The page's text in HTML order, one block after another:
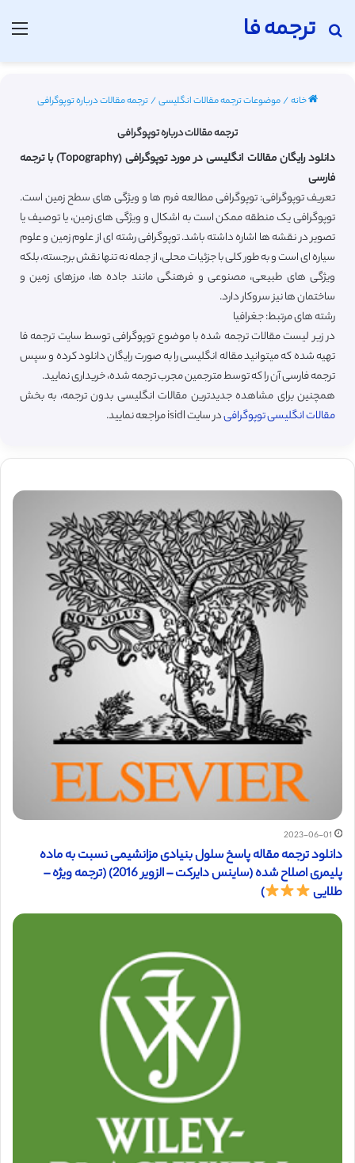
ترجمه فا
جستجو برای
خانه/موضوعات ترجمه مقالات انگلیسی/ترجمه مقالات درباره توپوگرافی
ترجمه مقالات درباره توپوگرافی
دانلود رایگان مقالات انگلیسی در مورد توپوگرافی (Topography) با ترجمه
فارسی
تعریف توپوگرافی: توپوگرافی مطالعه فرم ها و ویژگی های سطح زمین است.
توپوگرافی یک منطقه ممکن است به اشکال و ویژگی های زمین، یا توصیف یا
تصویر در نقشه ها اشاره داشته باشد. توپوگرافی رشته ای از علوم زمین و علوم
سیاره ای است و به طور کلی با جزئیات محلی، از جمله نه تنها نقش برجسته، بلکه
ویژگی های طبیعی، مصنوعی و فرهنگی مانند جاده ها، مرزهای زمین و
ساختمان ها نیز سروکار دارد.
رشته های مرتبط: جغرافیا
در زیر لیست مقالات ترجمه شده با موضوع توپوگرافی توسط سایت ترجمه فا
تهیه شده که میتوانید مقاله انگلیسی را به صورت رایگان دانلود کرده و سپس
ترجمه فارسی آن را که توسط مترجمین مجرب ترجمه شده، خریداری نمایید.
همچنین برای مشاهده جدیدترین مقالات انگلیسی بدون ترجمه، به بخش
مقالات انگلیسی توپوگرافیدر سایت isidl مراجعه نمایید.
2023-06-01
دانلود ترجمه مقاله پاسخ سلول بنیادی مزانشیمی نسبت به ماده
پلیمری اصلاح شده (ساینس دایرکت – الزویر 2016) (ترجمه ویژه –
طلایی
)